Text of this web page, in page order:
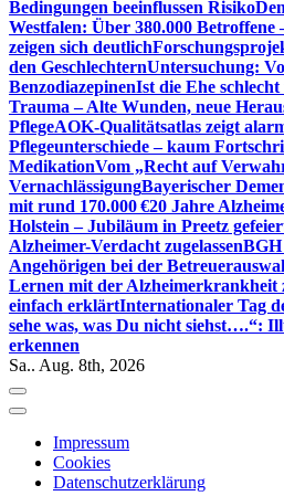
Bedingungen beeinflussen Risiko
Westfalen: Über 380.000 Betroffene
zeigen sich deutlich
den GeschlechternUntersuchung:
BenzodiazepinenIst die Ehe
Trauma – Alte Wunden, neue
PflegeAOK-Qualitätsatlas zeigt
Pflegeunterschiede – kaum
MedikationVom „Recht auf
VernachlässigungBayerischer
mit rund 170.000 €20 Jahre
Holstein – Jubiläum in Preetz
Alzheimer-Verdacht zugelassenBGH
Angehörigen bei der
Lernen mit der Alzheimerkrankheit
einfach erklärtInternationaler Tag
sehe was, was Du nicht siehst….“:
erkennen
Sa.. Aug. 8th, 2026
Impressum
Cookies
Datenschutzerklärung